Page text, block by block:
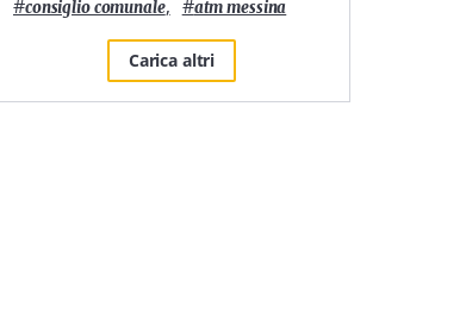
pizzeria siciliana più
longeva nella 50 Top
#consiglio comunale, #atm messina
Carica altri